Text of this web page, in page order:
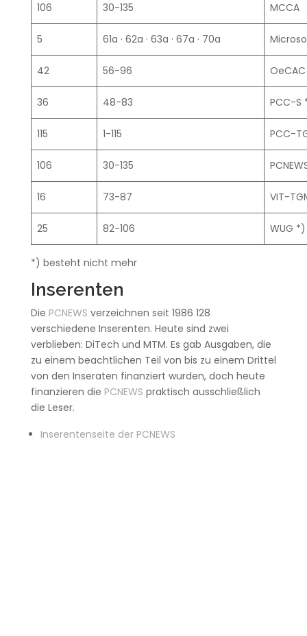
106 30-135 MCCA
5 61a · 62a · 63a · 67a · 70a
42 56-96
36 48-83 PCC-S
115 1-115 PCC-
106 30-135
16 73-87 VIT-
25 82-106 WUG *)
*) besteht nicht mehr
Inserenten
Die PCNEWS verzeichnen seit 1986 128
verschiedene Inserenten. Heute sind zwei
verblieben: DiTech und MTM. Es gab Ausgaben, die
zu einem beachtlichen Teil von bis zu einem Drittel
von den Inseraten finanziert wurden, doch heute
finanzieren die PCNEWS praktisch ausschließlich
die Leser.
Inserentenseite der PCNEWS